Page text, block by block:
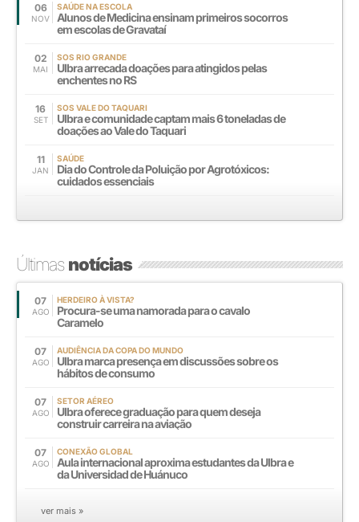
06
NOV
SAÚDE NA ESCOLA
Alunos de Medicina ensinam primeiros socorros
em escolas de Gravataí
02
MAI
SOS RIO GRANDE
Ulbra arrecada doações para atingidos pelas
enchentes no RS
16
SET
SOS VALE DO TAQUARI
Ulbra e comunidade captam mais 6 toneladas de
doações ao Vale do Taquari
11
JAN
SAÚDE
Dia do Controle da Poluição por Agrotóxicos:
cuidados essenciais
Últimasnotícias
07
AGO
HERDEIRO À VISTA?
Procura-se uma namorada para o cavalo
Caramelo
07
AGO
AUDIÊNCIA DA COPA DO MUNDO
Ulbra marca presença em discussões sobre os
hábitos de consumo
07
AGO
SETOR AÉREO
Ulbra oferece graduação para quem deseja
construir carreira na aviação
07
AGO
CONEXÃO GLOBAL
Aula internacional aproxima estudantes da Ulbra e
da Universidad de Huánuco
ver mais »